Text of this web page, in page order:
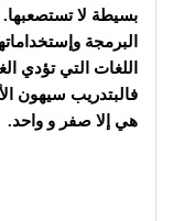
بسيطة لا تستصعبها.
البرمجة
اللغات التي تؤدي
فالبتدريب سيهون
هي إلا صفر و واحد.